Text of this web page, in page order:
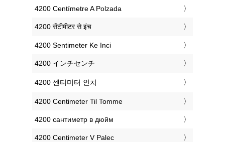
‎4200 Centímetre A Polzada
‎4200 सेंटीमीटर से इंच
‎4200 Sentimeter Ke Inci
‎4200 インチセンチ
‎4200 센티미터 인치
‎4200 Centimeter Til Tomme
‎4200 сантиметр в дюйм
‎4200 Centimeter V Palec